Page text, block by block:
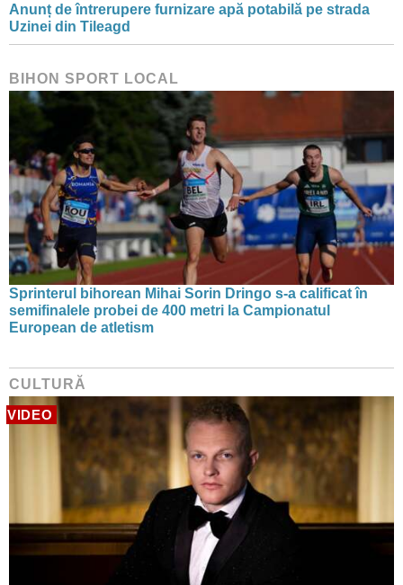
Anunț de întrerupere furnizare apă potabilă pe strada
Uzinei din Tileagd
BIHON SPORT LOCAL
Sprinterul bihorean Mihai Sorin Dringo s-a calificat în
semifinalele probei de 400 metri la Campionatul
European de atletism
CULTURĂ
VIDEO